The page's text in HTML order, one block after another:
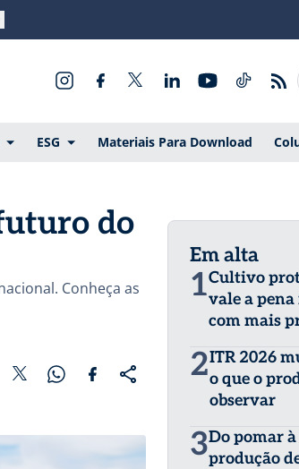
ESG Materiais Para Download
do
Conheça as
Em alta
1Cultivo
vale a
com mais
2ITR 2026
o que o
observar
3Do pomar à
produção